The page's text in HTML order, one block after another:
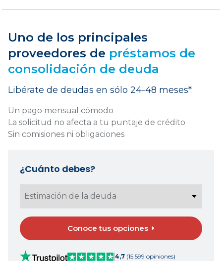
Uno de los principales
proveedores de préstamos de
consolidación de deuda
Libérate de deudas en sólo 24-48 meses*.
Un pago mensual cómodo
La solicitud no afecta a tu puntaje de crédito
Sin comisiones ni obligaciones
¿Cuánto debes?
Conoce tus opciones
4,7 (15.599 opiniones)